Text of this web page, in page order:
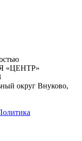
округ Внуково,